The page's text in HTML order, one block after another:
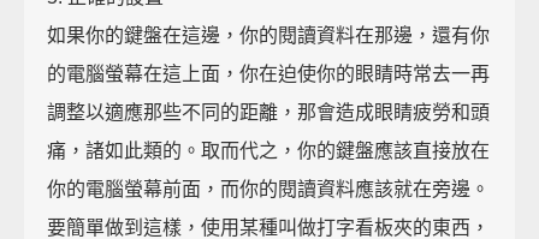
如果你的鍵盤在這邊，你的閱讀資料在那邊，還有你
的電腦螢幕在這上面，你在迫使你的眼睛時常去一再
調整以適應那些不同的距離，那會造成眼睛疲勞和頭
痛，諸如此類的。取而代之，你的鍵盤應該直接放在
你的電腦螢幕前面，而你的閱讀資料應該就在旁邊。
要簡單做到這樣，使用某種叫做打字看板夾的東西，